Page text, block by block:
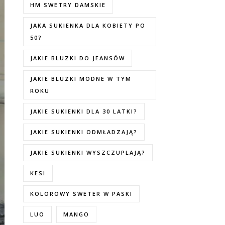
HM SWETRY DAMSKIE
JAKA SUKIENKA DLA KOBIETY PO
50?
JAKIE BLUZKI DO JEANSÓW
JAKIE BLUZKI MODNE W TYM
ROKU
JAKIE SUKIENKI DLA 30 LATKI?
JAKIE SUKIENKI ODMŁADZAJĄ?
JAKIE SUKIENKI WYSZCZUPLAJĄ?
KESI
KOLOROWY SWETER W PASKI
LUO MANGO